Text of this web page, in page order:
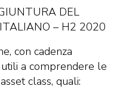
DEL
– H2 2020
con cadenza
a comprendere le
class, quali: